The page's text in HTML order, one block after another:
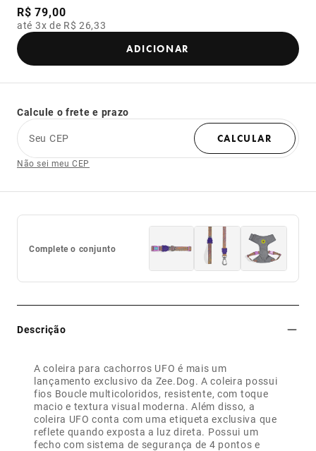
R$ 79,00
até 3x de R$ 26,33
ADICIONAR
Calcule o frete e prazo
Seu CEP
CALCULAR
Não sei meu CEP
Complete o conjunto
Descrição
A coleira para cachorros UFO é mais um
lançamento exclusivo da Zee.Dog. A coleira possui
fios Boucle multicoloridos, resistente, com toque
macio e textura visual moderna. Além disso, a
coleira UFO conta com uma etiqueta exclusiva que
reflete quando exposta a luz direta. Possui um
fecho com sistema de segurança de 4 pontos e